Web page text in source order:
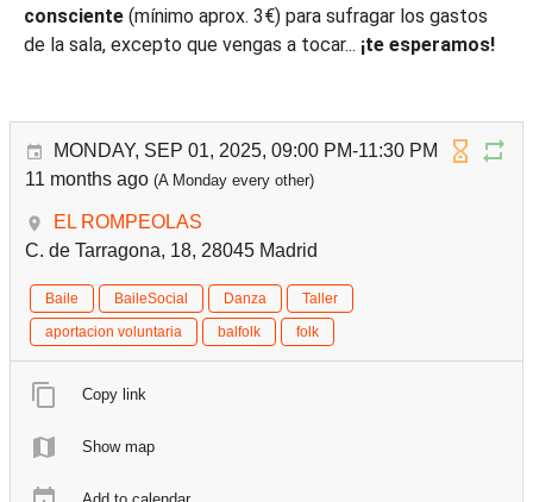
consciente (mínimo aprox. 3€) para sufragar los gastos
de la sala, excepto que vengas a tocar... ¡te esperamos!
MONDAY, SEP 01, 2025, 09:00 PM-11:30 PM
11 months ago (A Monday every other)
EL ROMPEOLAS
C. de Tarragona, 18, 28045 Madrid
Baile BaileSocial Danza
Taller
aportacion voluntaria
balfolk folk
Copy link
Show map